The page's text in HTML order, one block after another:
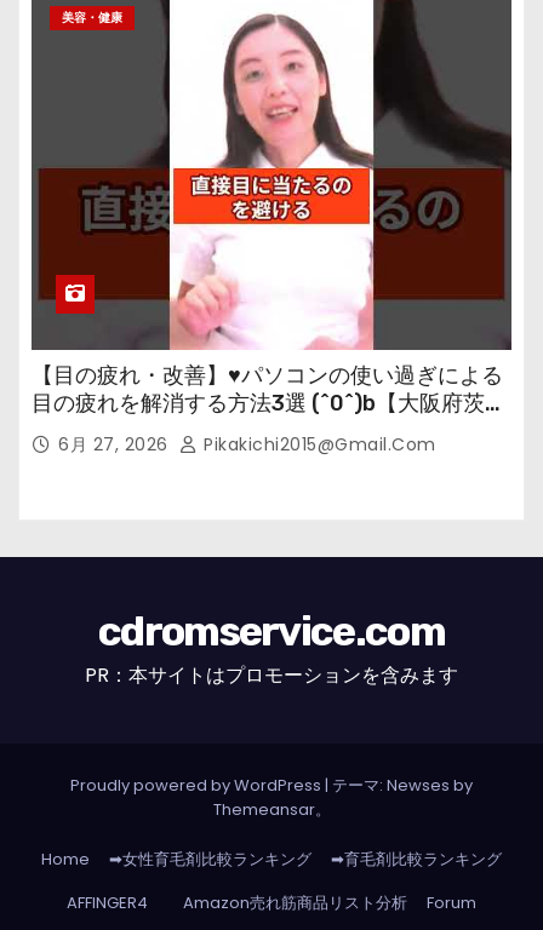
美容・健康
【目の疲れ・改善】♥パソコンの使い過ぎによる
目の疲れを解消する方法3選 (^0^)b【大阪府茨木
市の女性・美容鍼灸・整体師が教えます。】
6月 27, 2026 Pikakichi2015@gmail.com
cdromservice.com
PR：本サイトはプロモーションを含みます
Proudly powered by WordPress | テーマ: Newses by
Themeansar。
Home ➡女性育毛剤比較ランキング
➡育毛剤比較ランキング
AFFINGER4
Amazon売れ筋商品リスト分析
Forum